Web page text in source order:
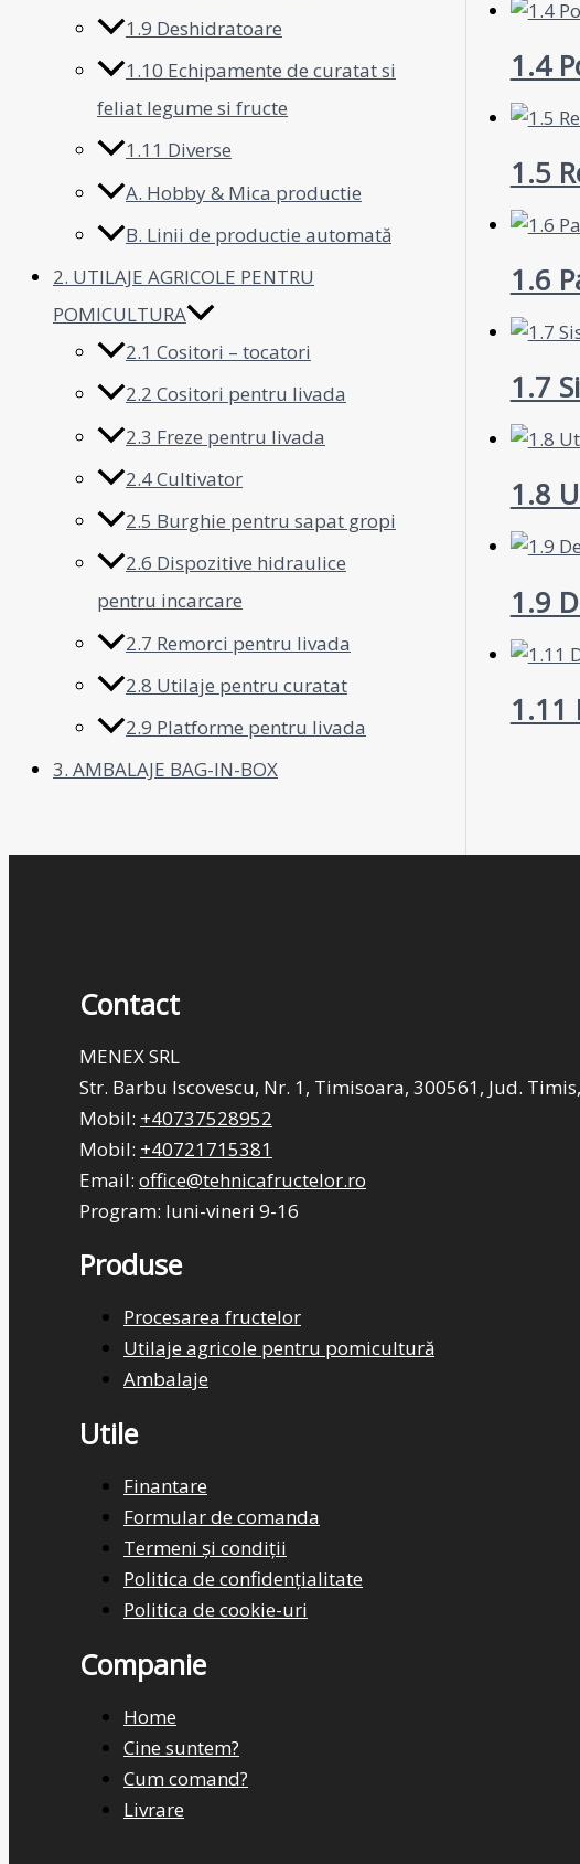
1.9 Deshidratoare
1.10 Echipamente de curatat si
feliat legume si fructe
1.11 Diverse
A. Hobby & Mica productie
B. Linii de productie automată
2. UTILAJE AGRICOLE PENTRU
POMICULTURA
2.1 Cositori – tocatori
2.2 Cositori pentru livada
2.3 Freze pentru livada
2.4 Cultivator
2.5 Burghie pentru sapat gropi
2.6 Dispozitive hidraulice
pentru incarcare
2.7 Remorci pentru livada
2.8 Utilaje pentru curatat
2.9 Platforme pentru livada
3. AMBALAJE BAG-IN-BOX
1.4
1.5
1.6
1.7
1.8
1.9
1.11
Contact
MENEX SRL
Str. Barbu Iscovescu, Nr. 1, Timisoara, 300561, Jud.
Mobil: +40737528952
Mobil: +40721715381
Email: office@tehnicafructelor.ro
Program: luni-vineri 9-16
Produse
Procesarea fructelor
Utilaje agricole pentru pomicultură
Ambalaje
Utile
Finantare
Formular de comanda
Termeni și condiții
Politica de confidențialitate
Politica de cookie-uri
Companie
Home
Cine suntem?
Cum comand?
Livrare